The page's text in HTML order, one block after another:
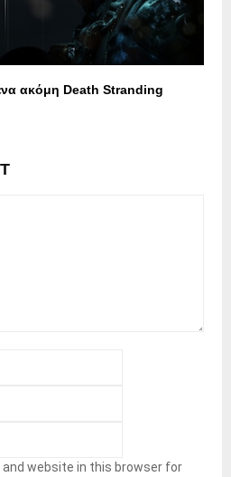
ακόμη Death Stranding
and website in this browser for